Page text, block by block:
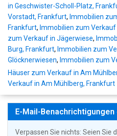
in Geschwister-Scholl-Platz,
Vorstadt, Frankfurt, Immobilien
Frankfurt, Immobilien zum
zum Verkauf in Jägerwiese,
Burg, Frankfurt, Immobilien zum
Glöcknerwiesen, Immobilien zum
Häuser zum Verkauf in Am
Verkauf in Am Mühlberg, Frankfurt
E-Mail-
Verpassen Sie nichts: Seien Sie